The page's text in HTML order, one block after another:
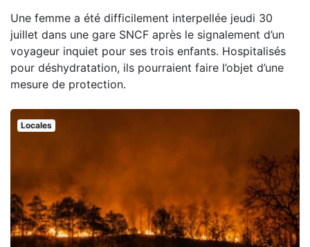
Une femme a été difficilement interpellée jeudi 30
juillet dans une gare SNCF après le signalement d’un
voyageur inquiet pour ses trois enfants. Hospitalisés
pour déshydratation, ils pourraient faire l’objet d’une
mesure de protection.
Locales